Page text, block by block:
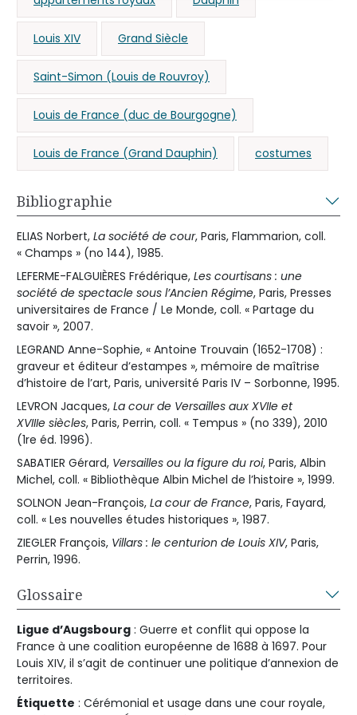
Louis XIV Grand Siècle
Saint-Simon (Louis de Rouvroy)
Louis de France (duc de Bourgogne)
Louis de France (Grand Dauphin) costumes
Bibliographie
ELIAS Norbert, La société de cour, Paris, Flammarion, coll.
« Champs » (no 144), 1985.
LEFERME-FALGUIÈRES Frédérique, Les courtisans : une
société de spectacle sous l’Ancien Régime, Paris, Presses
universitaires de France / Le Monde, coll. « Partage du
savoir », 2007.
LEGRAND Anne-Sophie, « Antoine Trouvain (1652-1708) :
graveur et éditeur d’estampes », mémoire de maîtrise
d’histoire de l’art, Paris, université Paris IV – Sorbonne, 1995.
LEVRON Jacques, La cour de Versailles aux XVIIe et
XVIIIe siècles, Paris, Perrin, coll. « Tempus » (no 339), 2010
(1re éd. 1996).
SABATIER Gérard, Versailles ou la figure du roi, Paris, Albin
Michel, coll. « Bibliothèque Albin Michel de l’histoire », 1999.
SOLNON Jean-François, La cour de France, Paris, Fayard,
coll. « Les nouvelles études historiques », 1987.
ZIEGLER François, Villars : le centurion de Louis XIV, Paris,
Perrin, 1996.
Glossaire
Ligue d’Augsbourg : Guerre et conflit qui oppose la
France à une coalition européenne de 1688 à 1697. Pour
Louis XIV, il s’agit de continuer une politique d’annexion de
territoires.
Étiquette : Cérémonial et usage dans une cour royale,